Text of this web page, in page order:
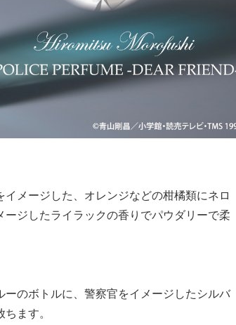
メージした、オレンジなどの柑橘類にネロ
ジしたライラックの香りでパウダリーで柔
のボトルに、警察官をイメージしたシルバ
ます。